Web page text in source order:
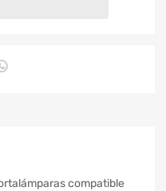
compatible